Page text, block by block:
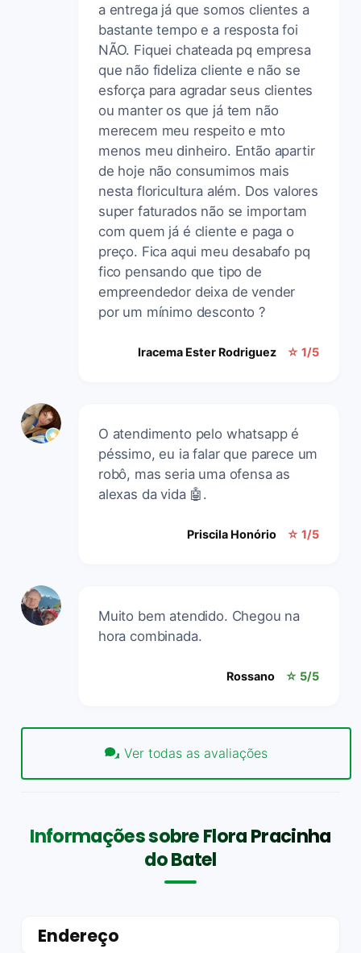
a entrega já que somos clientes a
bastante tempo e a resposta foi
NÃO. Fiquei chateada pq empresa
que não fideliza cliente e não se
esforça para agradar seus clientes
ou manter os que já tem não
merecem meu respeito e mto
menos meu dinheiro. Então apartir
de hoje não consumimos mais
nesta floricultura além. Dos valores
super faturados não se importam
com quem já é cliente e paga o
preço. Fica aqui meu desabafo pq
fico pensando que tipo de
empreendedor deixa de vender
por um mínimo desconto ?
Iracema Ester Rodriguez ☆ 1/5
O atendimento pelo whatsapp é
péssimo, eu ia falar que parece um
robô, mas seria uma ofensa as
alexas da vida 🤖.
Priscila Honório ☆ 1/5
Muito bem atendido. Chegou na
hora combinada.
Rossano ☆ 5/5
Ver todas as avaliações
Informações sobre Flora Pracinha
do Batel
Endereço